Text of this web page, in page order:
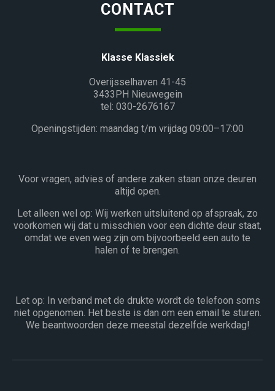
CONTACT
Klasse Klassiek
Overijsselhaven 41-45
3433PH Nieuwegein
tel: 030-2676167
Openingstijden: maandag t/m vrijdag 09:00–17:00
Voor vragen, advies of andere zaken staan onze deuren
altijd open.
Let alleen wel op: Wij werken uitsluitend op afspraak, zo
voorkomen wij dat u misschien voor een dichte deur staat,
omdat we even weg zijn om bijvoorbeeld een auto te
halen of te brengen.
Let op: In verband met de drukte wordt de telefoon soms
niet opgenomen. Het beste is dan om een email te sturen.
We beantwoorden deze meestal dezelfde werkdag!